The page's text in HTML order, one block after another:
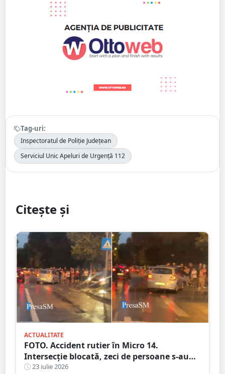
Tag-uri:
Inspectoratul de Poliție Județean
Serviciul Unic Apeluri de Urgență 112
Citește și
ACTUALITATE
FOTO. Accident rutier în Micro 14.
Intersecție blocată, zeci de persoane s-au
adunat în zonă
23 iulie 2026